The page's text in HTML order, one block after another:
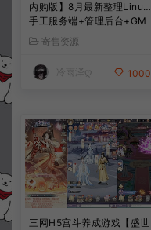
内购版】8月最新整理Linux
手工服务端+管理后台+GM
授权后台+简易安卓客户端
+详细搭建教程+视频教程
寄售资源
冷雨泽ღ 1000
三网H5宫斗养成游戏【盛世